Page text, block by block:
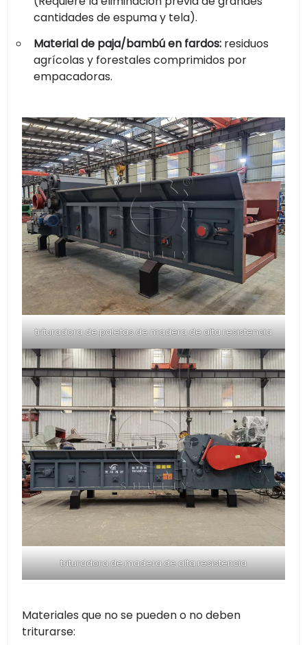
cantidades de espuma y tela).
Material de paja/bambú en fardos: residuos
agrícolas y forestales comprimidos por
empacadoras.
trituradora de paletas de madera de alta resistencia
trituradora de madera de alta resistencia
Materiales que no se pueden o no deben
triturarse: